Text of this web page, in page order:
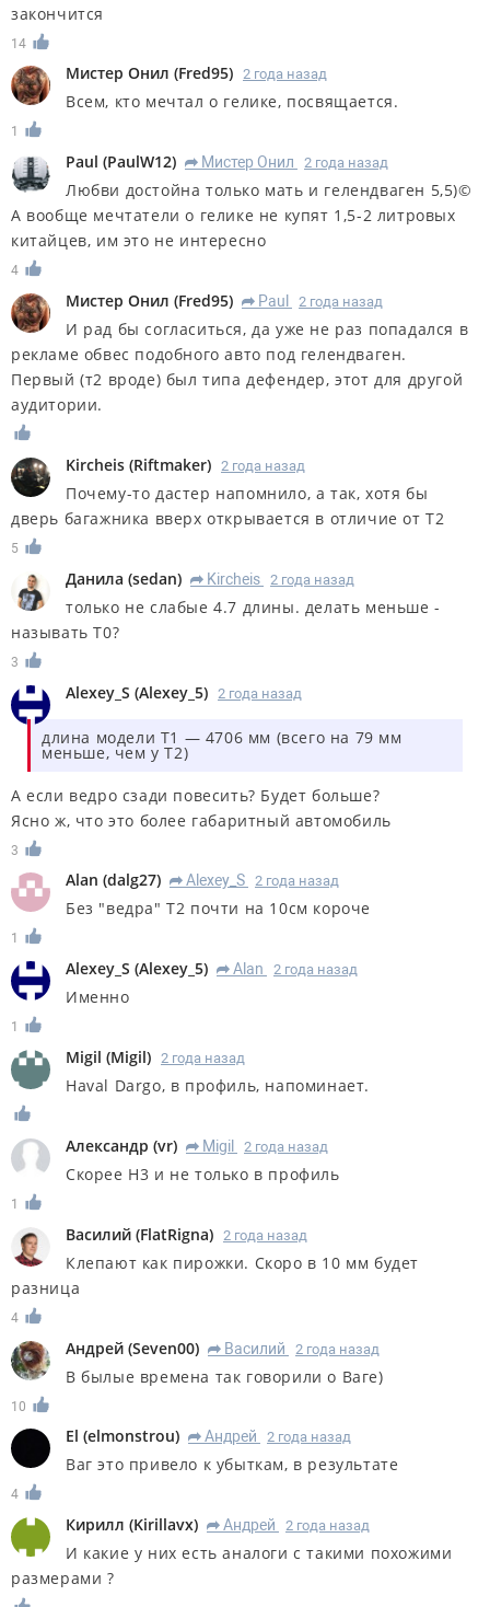
закончится
14
Мистер Онил (Fred95) 2 года назад
Всем, кто мечтал о гелике, посвящается.
1
Paul (PaulW12) R Мистер Онил 2 года назад
Любви достойна только мать и гелендваген 5,5)©️
А вообще мечтатели о гелике не купят 1,5-2 литровых
китайцев, им это не интересно
4
Мистер Онил (Fred95) R Paul 2 года назад
И рад бы согласиться, да уже не раз попадался в
рекламе обвес подобного авто под гелендваген.
Первый (т2 вроде) был типа дефендер, этот для другой
аудитории.
Kircheis (Riftmaker) 2 года назад
Почему-то дастер напомнило, а так, хотя бы
дверь багажника вверх открывается в отличие от Т2
5
Данила (sedan) R Kircheis 2 года назад
только не слабые 4.7 длины. делать меньше -
называть Т0?
3
Alexey_S (Alexey_5) 2 года назад
длина модели T1 — 4706 мм (всего на 79 мм
меньше, чем у T2)
А если ведро сзади повесить? Будет больше?
Ясно ж, что это более габаритный автомобиль
3
Alan (dalg27) R Alexey_S 2 года назад
Без "ведра" Т2 почти на 10см короче
1
Alexey_S (Alexey_5) R Alan 2 года назад
Именно
1
Migil (Migil) 2 года назад
Haval Dargo, в профиль, напоминает.
Александр (vr) R Migil 2 года назад
Скорее Н3 и не только в профиль
1
Василий (FlatRigna) 2 года назад
Клепают как пирожки. Скоро в 10 мм будет
разница
4
Андрей (Seven00) R Василий 2 года назад
В былые времена так говорили о Ваге)
10
El (elmonstrou) R Андрей 2 года назад
Ваг это привело к убыткам, в результате
4
Кирилл (Kirillavx) R Андрей 2 года назад
И какие у них есть аналоги с такими похожими
размерами ?